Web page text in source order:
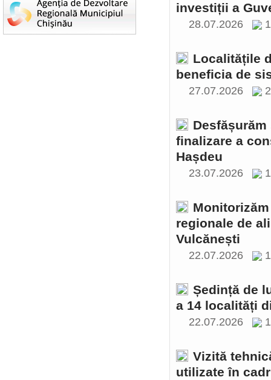
investiții a
28.07.2026
Localitățile
beneficia de
27.07.2026
finalizare a
Hașdeu
23.07.2026
regionale de
Vulcănești
22.07.2026
Ședință de
a 14 localități
22.07.2026
Vizită
utilizate în